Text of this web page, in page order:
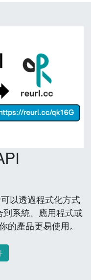
以透過程式化方式
系統、應用程式或
的產品更易使用。